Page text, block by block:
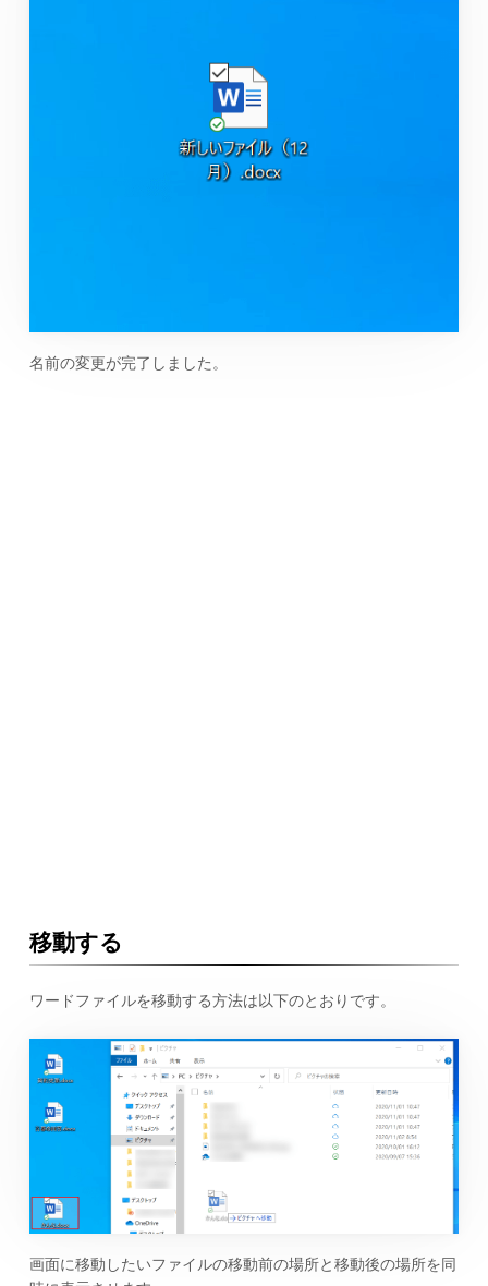
名前の変更が完了しました。
移動する
ワードファイルを移動する方法は以下のとおりです。
画面に移動したいファイルの移動前の場所と移動後の場所を同